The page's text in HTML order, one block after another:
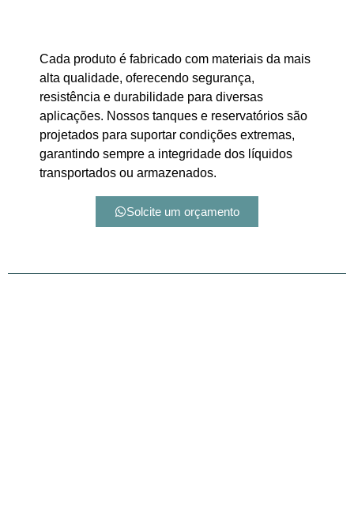
Cada produto é fabricado com materiais da mais
alta qualidade, oferecendo segurança,
resistência e durabilidade para diversas
aplicações. Nossos tanques e reservatórios são
projetados para suportar condições extremas,
garantindo sempre a integridade dos líquidos
transportados ou armazenados.
Solcite um orçamento